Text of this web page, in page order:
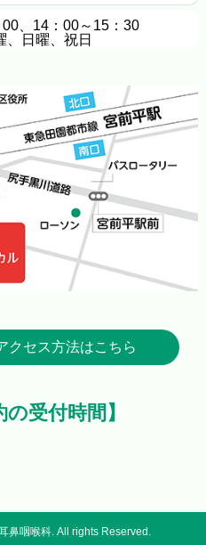
、14：00～15：30
、日曜、祝日
クセス方法はこちら
の受付時間】
鼻咽喉科. All rights Reserved.